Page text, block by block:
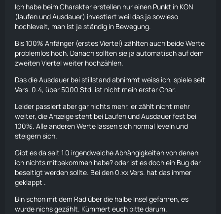
Ich habe beim Charakter erstellen nur einen Punkt in KON
(laufenundAusdauer) investiert weil das ja sowieso
hochlevelt, man ist ja ständig in Bewegung.
Bis 100% Anfänger (erstes Viertel) zählten auch beide Werte
problemlos hoch. Danach sollten sie ja automatisch auf dem
zweiten Viertel weiter hochzählen.
Das dieAusdauer bei stillstand abnimmt weiss ich, spiele seit
Vers. 0.4, über 5000 Std. ist nicht mein erster Char.
Leider passiert aber gar nichts mehr, er zählt nicht mehr
weiter, die Anzeige steht bei LaufenundAusdauerfest bei
100%. Alle anderen Werte lassen sich normal leveln und
steigern sich.
Gibt es da seit 1.0 irgendwelche Abhängigkeiten von denen
ich nichts mitbekommen habe? oder ist es doch ein Bug der
beseitigt werden sollte. Bei den 0.xx Vers. hat das immer
geklappt .
Bin schon mit dem Rad über die halbe Insel gefahren, es
wurde nichs gezählt. Kümmert euch bitte darum.